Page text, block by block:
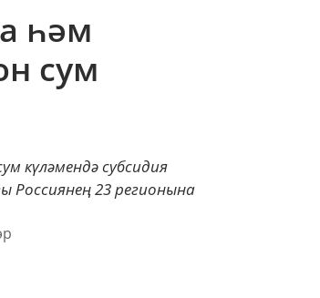
һәм
сум
күләмендә субсидия
Россиянең 23 регионына